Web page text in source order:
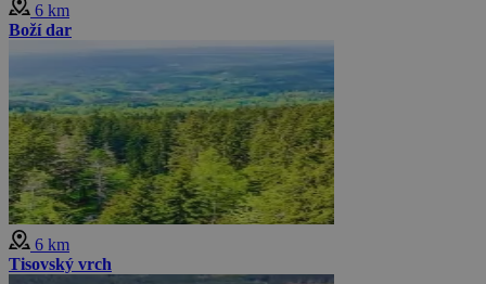
6 km
Boží dar
6 km
Tisovský vrch